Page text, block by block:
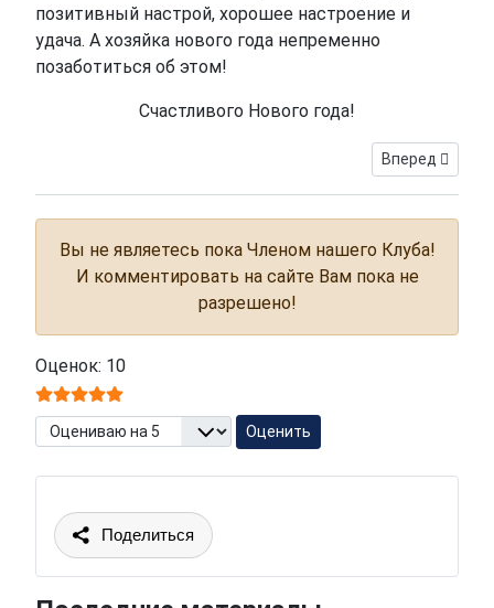
позитивный настрой, хорошее настроение и
удача. А хозяйка нового года непременно
позаботиться об этом!
Счастливого Нового года!
Следующий:
Вперед
Вы не являетесь пока Членом нашего Клуба!
И комментировать на сайте Вам пока не
разрешено!
Оценок: 10
Пожалуйста, оцените
Поделиться